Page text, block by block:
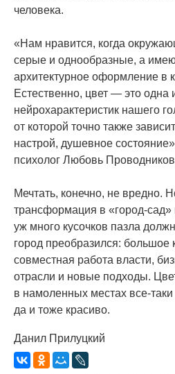
человека.
«Нам нравится, когда
серые и однообразные, а
архитектурное оформление в
Естественно, цвет — это одна
нейрохарактеристик нашего
от которой точно также
настрой, душевное
психолог Любовь
Мечтать, конечно, не вредно.
трансформация в «город-сад»
уж много кусочков пазла
город преобразился: большое
совместная работа власти,
отрасли и новые подходы.
в намоленных местах все-таки
да и тоже красиво.
Данил Прилуцкий